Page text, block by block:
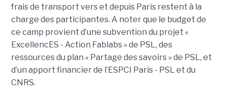
frais de transport vers et depuis Paris restent à la
charge des participantes. A noter que le budget de
ce camp provient d’une subvention du projet «
ExcellencES - Action Fablabs » de PSL, des
ressources du plan « Partage des savoirs » de PSL, et
d’un apport financier de l’ESPCI Paris - PSL et du
CNRS.